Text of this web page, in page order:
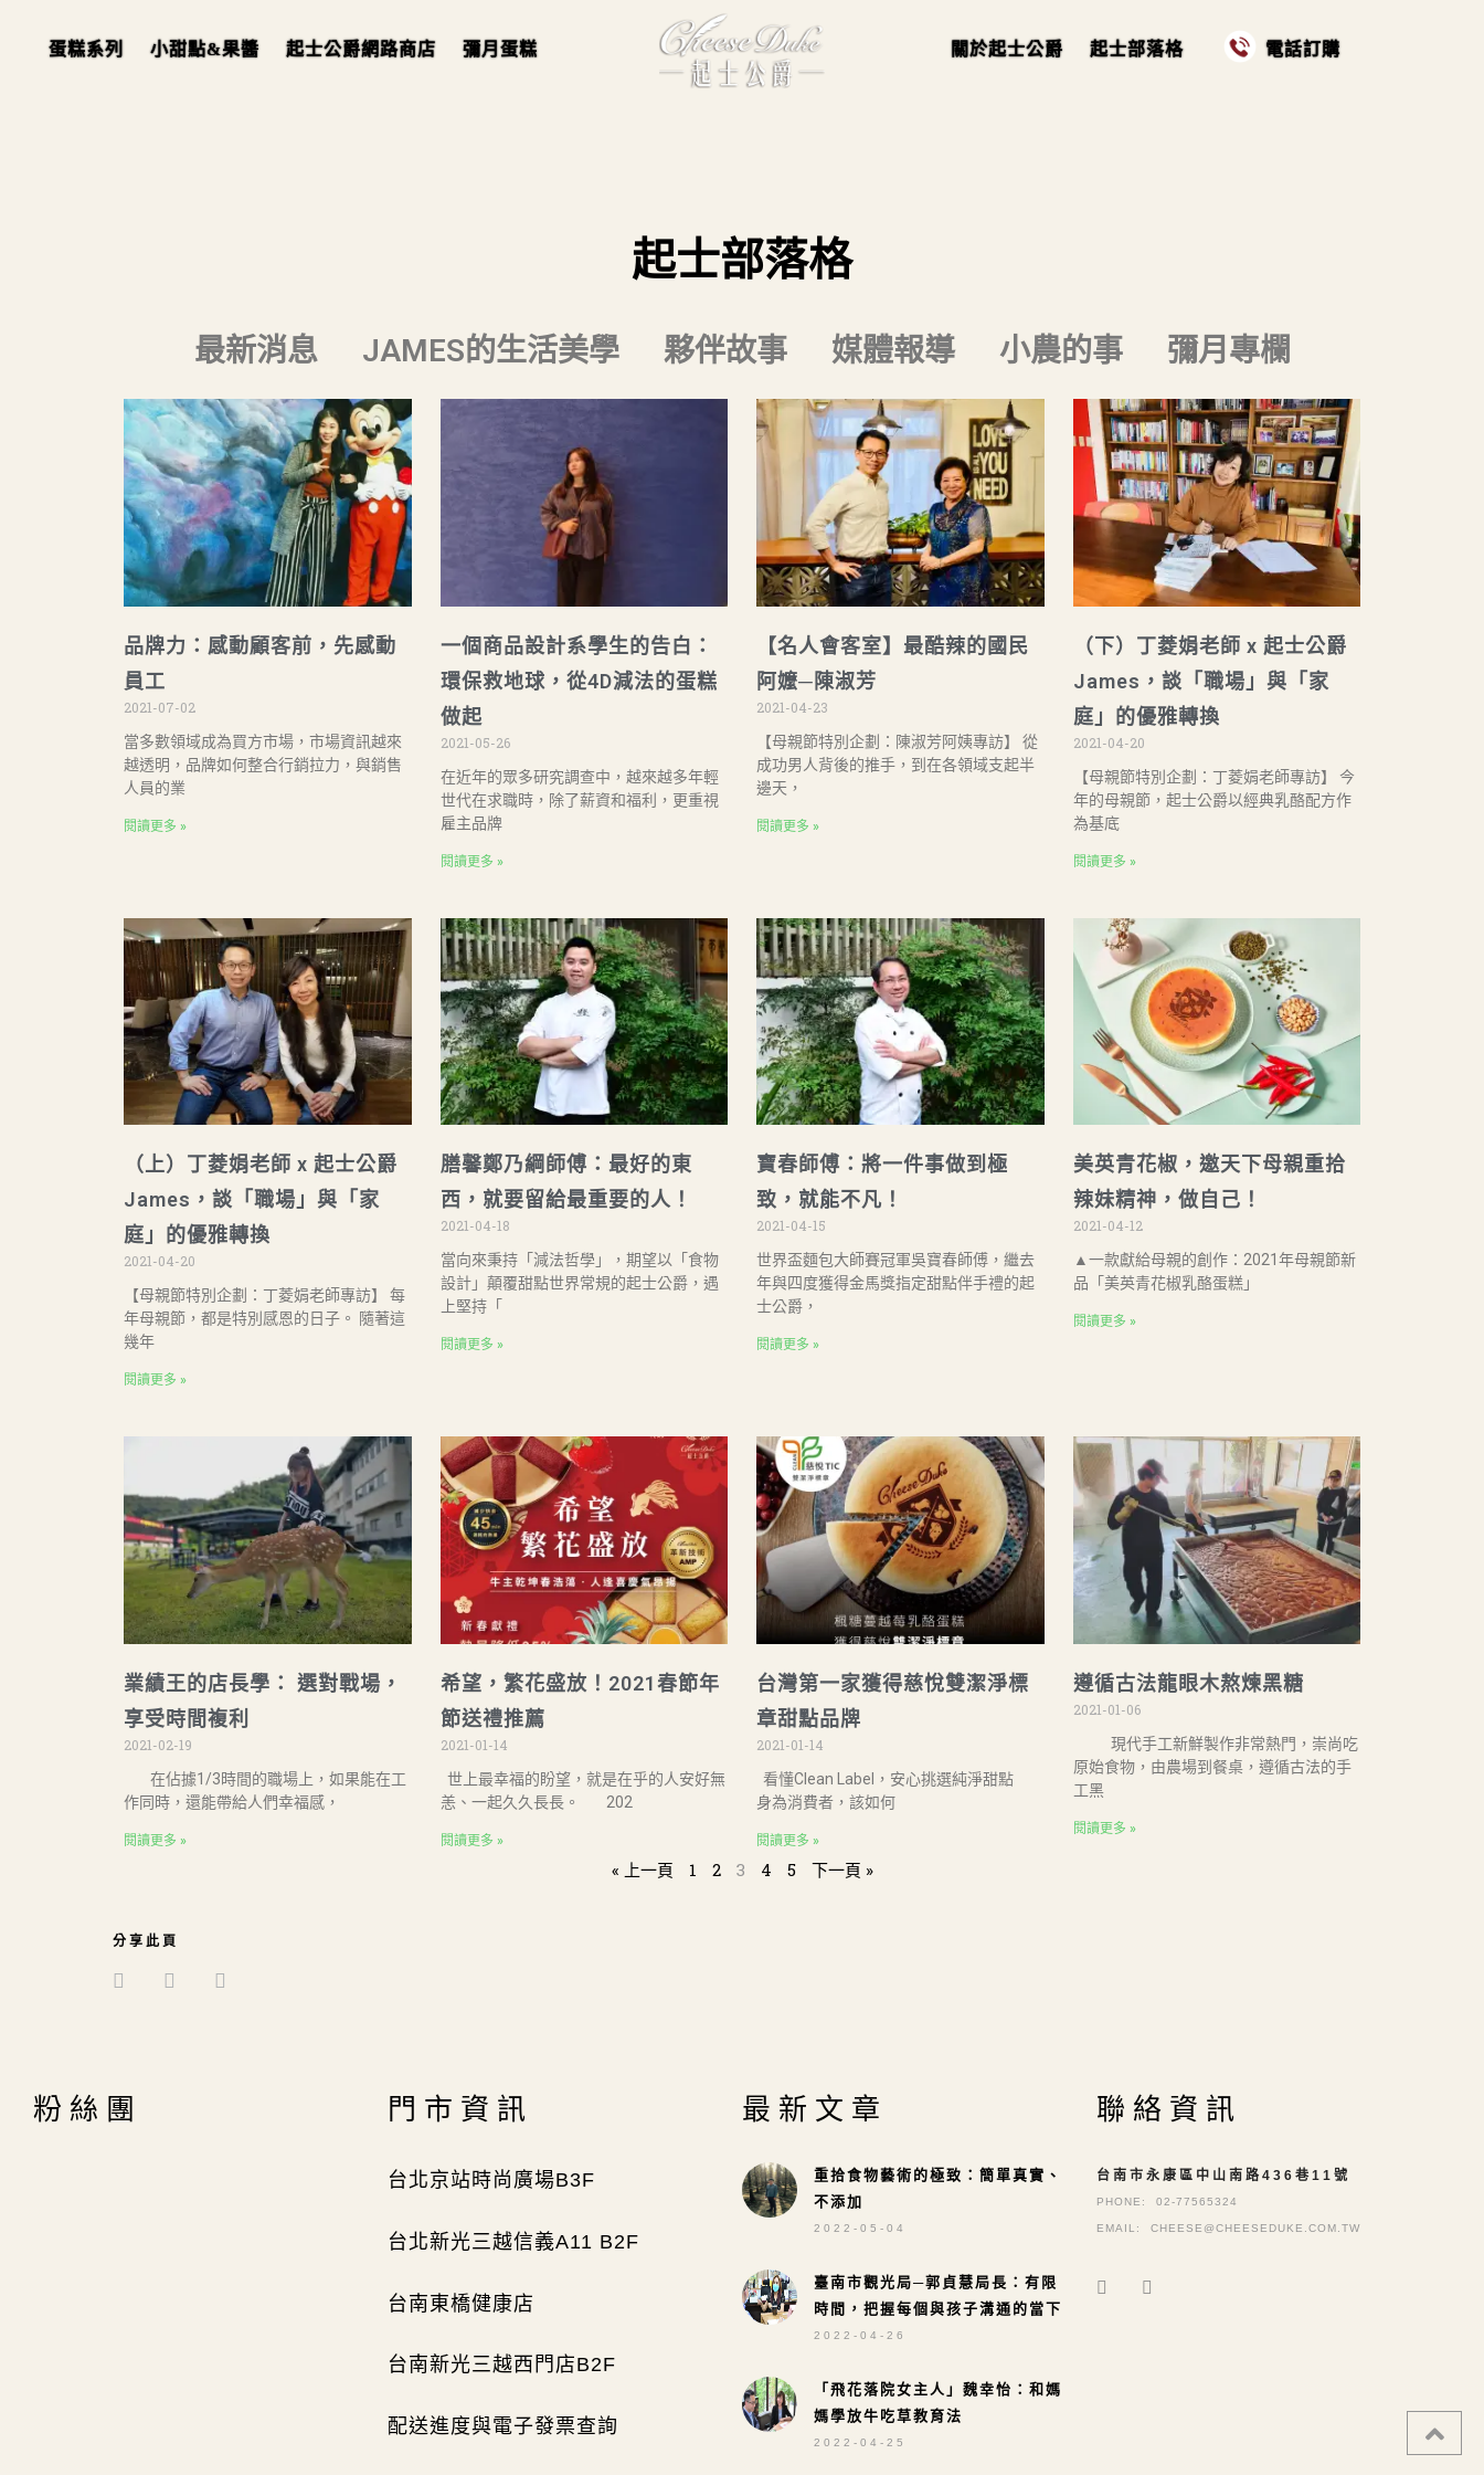
蛋糕系列 小甜點&果醬 起士公爵網路商店 彌月蛋糕 關於起士公爵 起士部落格 電話訂購
起士部落格
最新消息 JAMES的生活美學 夥伴故事 媒體報導 小農的事 彌月專欄
品牌力：感動顧客前，先感動
員工
2021-07-02
當多數領域成為買方市場，市場資訊越來
越透明，品牌如何整合行銷拉力，與銷售
人員的業
閱讀更多 »
一個商品設計系學生的告白：
環保救地球，從4D減法的蛋糕
做起
2021-05-26
在近年的眾多研究調查中，越來越多年輕
世代在求職時，除了薪資和福利，更重視
雇主品牌
閱讀更多 »
【名人會客室】最酷辣的國民
阿嬤─陳淑芳
2021-04-23
【母親節特別企劃：陳淑芳阿姨專訪】 從
成功男人背後的推手，到在各領域支起半
邊天，
閱讀更多 »
（下）丁菱娟老師 x 起士公爵
James，談「職場」與「家
庭」的優雅轉換
2021-04-20
【母親節特別企劃：丁菱娟老師專訪】 今
年的母親節，起士公爵以經典乳酪配方作
為基底
閱讀更多 »
（上）丁菱娟老師 x 起士公爵
James，談「職場」與「家
庭」的優雅轉換
2021-04-20
【母親節特別企劃：丁菱娟老師專訪】 每
年母親節，都是特別感恩的日子。 隨著這
幾年
閱讀更多 »
膳馨鄭乃綱師傅：最好的東
西，就要留給最重要的人！
2021-04-18
當向來秉持「減法哲學」，期望以「食物
設計」顛覆甜點世界常規的起士公爵，遇
上堅持「
閱讀更多 »
寶春師傅：將一件事做到極
致，就能不凡！
2021-04-15
世界盃麵包大師賽冠軍吳寶春師傅，繼去
年與四度獲得金馬獎指定甜點伴手禮的起
士公爵，
閱讀更多 »
美英青花椒，邀天下母親重拾
辣妹精神，做自己！
2021-04-12
▲一款獻給母親的創作：2021年母親節新
品「美英青花椒乳酪蛋糕」
閱讀更多 »
業績王的店長學： 選對戰場，
享受時間複利
2021-02-19
在佔據1/3時間的職場上，如果能在工
作同時，還能帶給人們幸福感，
閱讀更多 »
希望，繁花盛放！2021春節年
節送禮推薦
2021-01-14
世上最幸福的盼望，就是在乎的人安好無
恙、一起久久長長。 202
閱讀更多 »
台灣第一家獲得慈悅雙潔淨標
章甜點品牌
2021-01-14
看懂Clean Label，安心挑選純淨甜點
身為消費者，該如何
閱讀更多 »
遵循古法龍眼木熬煉黑糖
2021-01-06
現代手工新鮮製作非常熱門，崇尚吃
原始食物，由農場到餐桌，遵循古法的手
工黑
閱讀更多 »
« 上一頁 1 2 3 4 5 下一頁 »
分享此頁
粉絲團 門市資訊
台北京站時尚廣場B3F
台北新光三越信義A11 B2F
台南東橋健康店
台南新光三越西門店B2F
配送進度與電子發票查詢
最新文章
重拾食物藝術的極致：簡單真實、
不添加
2022-05-04
臺南市觀光局─郭貞慧局長：有限
時間，把握每個與孩子溝通的當下
2022-04-26
「飛花落院女主人」魏幸怡：和媽
媽學放牛吃草教育法
2022-04-25
聯絡資訊
台南市永康區中山南路436巷11號
PHONE: 02-77565324
EMAIL: CHEESE@CHEESEDUKE.COM.TW